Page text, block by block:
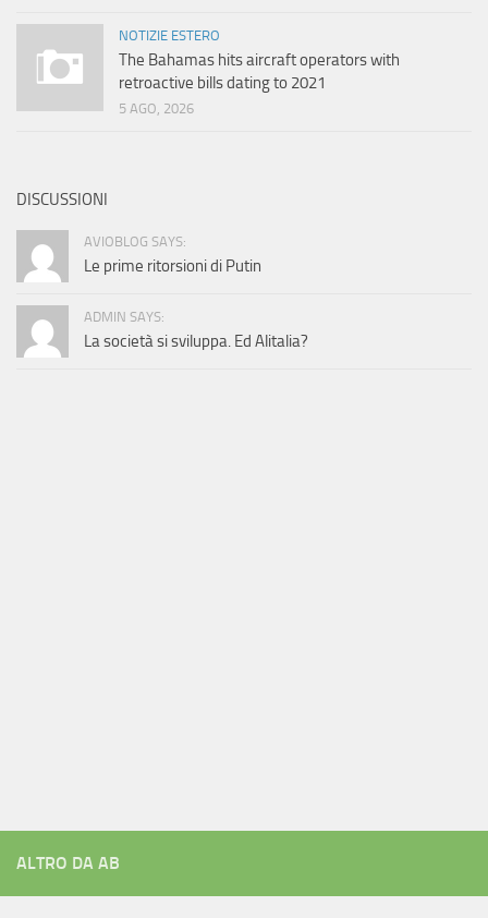
NOTIZIE ESTERO
The Bahamas hits aircraft operators with
retroactive bills dating to 2021
5 AGO, 2026
DISCUSSIONI
AVIOBLOG SAYS:
Le prime ritorsioni di Putin
ADMIN SAYS:
La società si sviluppa. Ed Alitalia?
ALTRO DA AB